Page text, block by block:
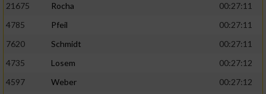
21675
Rocha
00:27:11
4785
Pfeil
00:27:11
7620
Schmidt
00:27:11
4735
Losem
00:27:12
4597
Weber
00:27:12